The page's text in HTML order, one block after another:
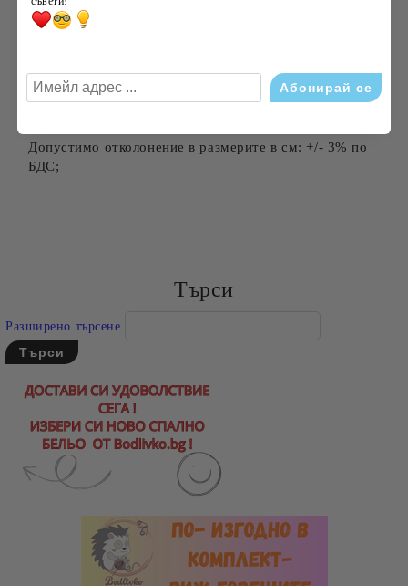
е идеалното допълнение за Вашата трапезария по
време на зимните студени дни.
Леснен за поддръжка.
Допустимо отколонение в размерите в см: +/- 3% по
БДС;
Търси
Разширено търсене